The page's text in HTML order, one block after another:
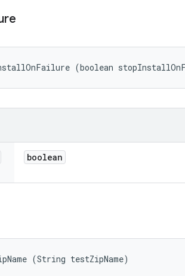
(boolean
boolean
(String testZipName)